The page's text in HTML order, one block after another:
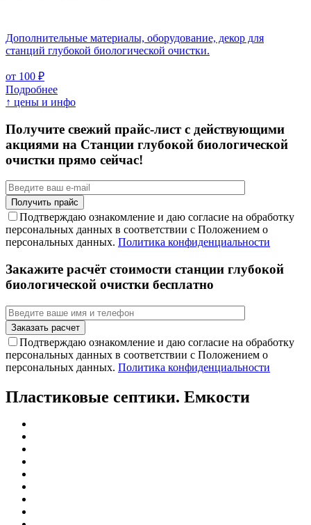
Дополнительные материалы, оборудование, декор для
станций глубокой биологической очистки.
от 100 ₽
Подробнее
↑ цены и инфо
Получите свежий прайс-лист с действующими
акциями на Станции глубокой биологической
очистки прямо сейчас!
Подтверждаю ознакомление и даю согласие на обработку
персональных данных в соответствии с Положением о
персональных данных. Политика конфиденциальности
Закажите расчёт стоимости станции глубокой
биологической очистки бесплатно
Подтверждаю ознакомление и даю согласие на обработку
персональных данных в соответствии с Положением о
персональных данных. Политика конфиденциальности
Пластиковые септики. Емкости